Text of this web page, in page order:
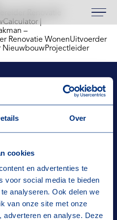
Over
cookies
en advertenties te
voor social media te bieden
analyseren. Ook delen we
van onze site met onze
adverteren en analyse. Deze
homepagina
Renovatie
|
–
Renovatie WonenUitvoerder
NieuwbouwProjectleider
homepagina
voor onze
wij je op de hoogte!